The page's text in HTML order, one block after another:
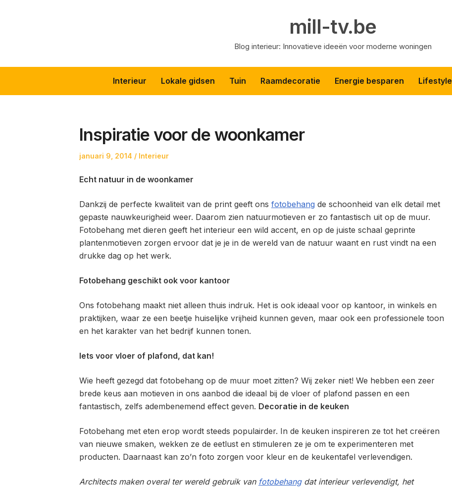
mill-tv.be
Blog interieur: Innovatieve ideeën voor moderne woningen
Interieur Lokale gidsen Tuin Raamdecoratie Energie besparen Lifestyle
Inspiratie voor de woonkamer
Posted
januari 9, 2014
Posted
Interieur
Echt natuur in de woonkamer
Dankzij de perfecte kwaliteit van de print geeft ons fotobehang de schoonheid van elk detail met
gepaste nauwkeurigheid weer. Daarom zien natuurmotieven er zo fantastisch uit op de muur.
Fotobehang met dieren geeft het interieur een wild accent, en op de juiste schaal geprinte
plantenmotieven zorgen ervoor dat je je in de wereld van de natuur waant en rust vindt na een
drukke dag op het werk.
Fotobehang geschikt ook voor kantoor
Ons fotobehang maakt niet alleen thuis indruk. Het is ook ideaal voor op kantoor, in winkels en
praktijken, waar ze een beetje huiselijke vrijheid kunnen geven, maar ook een professionele toon
en het karakter van het bedrijf kunnen tonen.
Iets voor vloer of plafond, dat kan!
Wie heeft gezegd dat fotobehang op de muur moet zitten? Wij zeker niet! We hebben een zeer
brede keus aan motieven in ons aanbod die ideaal bij de vloer of plafond passen en een
fantastisch, zelfs adembenemend effect geven. Decoratie in de keuken
Fotobehang met eten erop wordt steeds populairder. In de keuken inspireren ze tot het creëren
van nieuwe smaken, wekken ze de eetlust en stimuleren ze je om te experimenteren met
producten. Daarnaast kan zo’n foto zorgen voor kleur en de keukentafel verlevendigen.
Architects maken overal ter wereld gebruik van fotobehangdat interieur verlevendigt, het